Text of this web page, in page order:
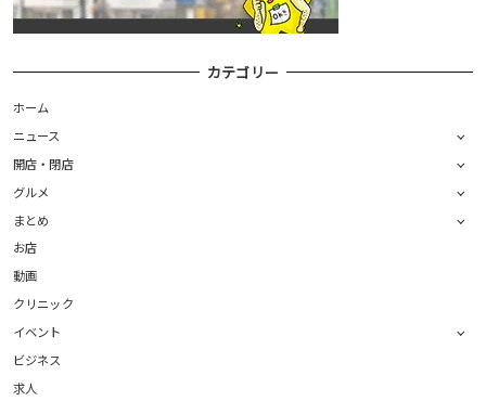
カテゴリー
ホーム
ニュース
開店・閉店
グルメ
まとめ
お店
動画
クリニック
イベント
ビジネス
求人